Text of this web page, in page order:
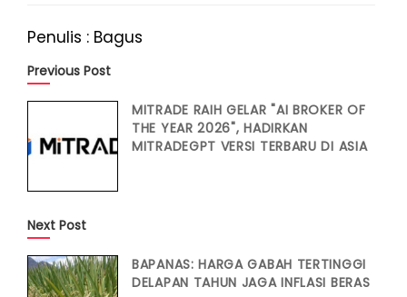
Penulis : Bagus
Previous Post
MITRADE RAIH GELAR "AI BROKER OF
THE YEAR 2026", HADIRKAN
MITRADEGPT VERSI TERBARU DI ASIA
Next Post
BAPANAS: HARGA GABAH TERTINGGI
DELAPAN TAHUN JAGA INFLASI BERAS